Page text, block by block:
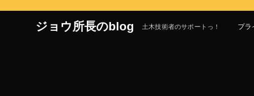
ジョウ所長のblog 土木技術者のサポートっ！ プラ